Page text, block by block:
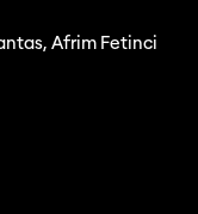
Afrim Fetinci